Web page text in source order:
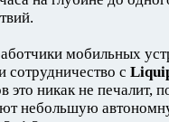
мобильных
сотрудничество с
это никак не печалит,
небольшую